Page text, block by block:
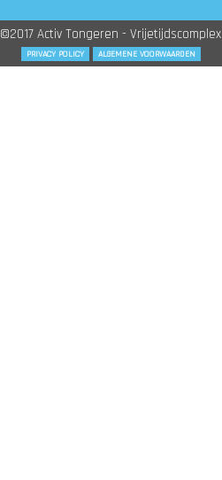
©2017 Activ Tongeren - Vrijetijdscomplex
PRIVACY POLICY ALGEMENE VOORWAARDEN